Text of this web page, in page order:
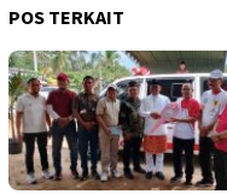
POS TERKAIT